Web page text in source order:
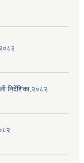
२०८२
निर्देशिका,२०८२